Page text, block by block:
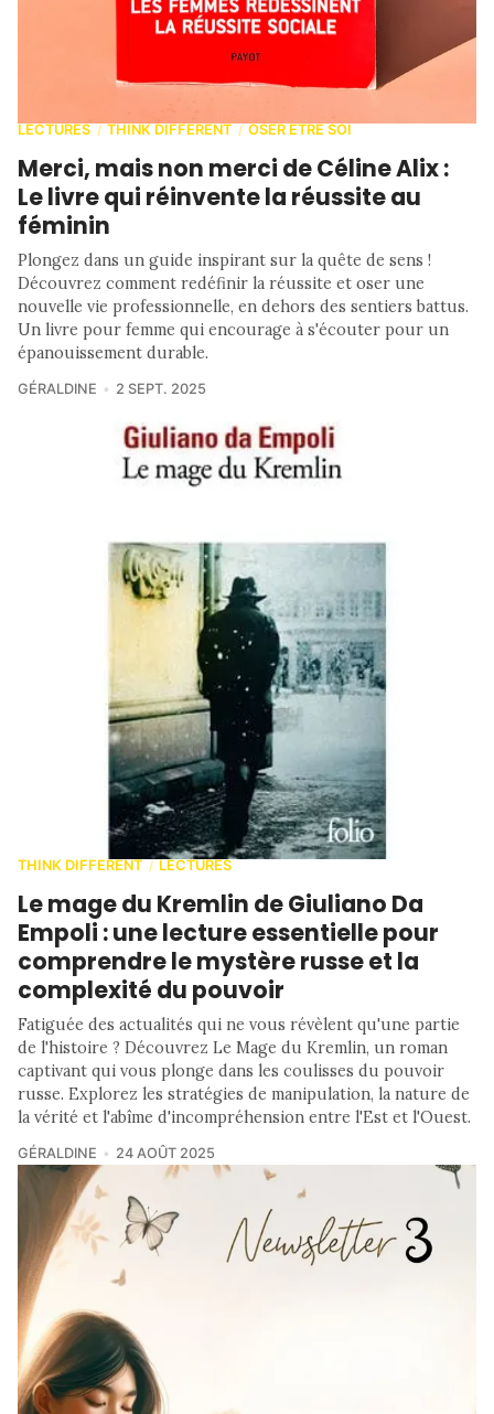
LECTURES / THINK DIFFERENT / OSER ETRE SOI
Merci, mais non merci de Céline Alix :
Le livre qui réinvente la réussite au
féminin
Plongez dans un guide inspirant sur la quête de sens !
Découvrez comment redéfinir la réussite et oser une
nouvelle vie professionnelle, en dehors des sentiers battus.
Un livre pour femme qui encourage à s'écouter pour un
épanouissement durable.
GÉRALDINE 2 SEPT. 2025
THINK DIFFERENT / LECTURES
Le mage du Kremlin de Giuliano Da
Empoli : une lecture essentielle pour
comprendre le mystère russe et la
complexité du pouvoir
Fatiguée des actualités qui ne vous révèlent qu'une partie
de l'histoire ? Découvrez Le Mage du Kremlin, un roman
captivant qui vous plonge dans les coulisses du pouvoir
russe. Explorez les stratégies de manipulation, la nature de
la vérité et l'abîme d'incompréhension entre l'Est et l'Ouest.
GÉRALDINE 24 AOÛT 2025